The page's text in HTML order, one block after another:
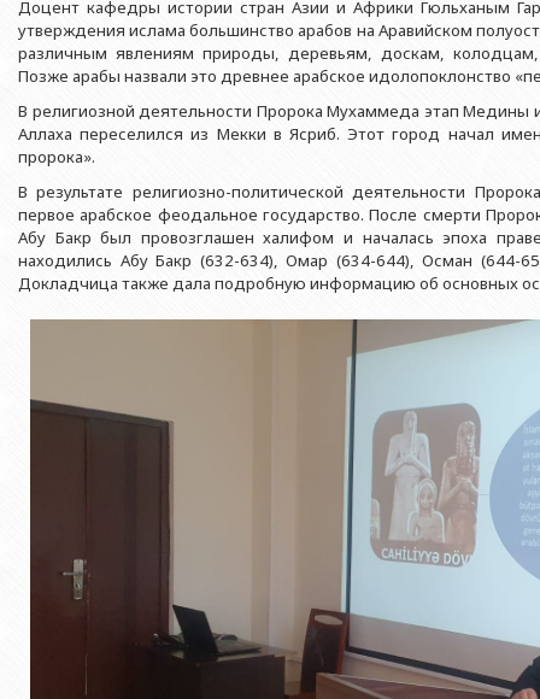
Выпускники БГУ
Почетные доктора
Перечень специальностей
Отдел протокола
Служба психологической помощи
Спортивно-оздоровительный
Типография
Издательство
Филологический
Исторический
Факультет
Факультет
Факультет
Факультет
Факультет Теология
Факультет
Азербайджанской
Юридическое
Азербайджанской
Юридическое
образования
Азербайджанской
Юридическое
и образования
Доцент кафедры истории стран Азии и Африки Гюльханым
утверждения ислама большинство арабов на Аравийском
различным явлениям природы, деревьям, доскам,
Позже арабы назвали это древнее арабское идолопоклонство
В религиозной деятельности Пророка Мухаммеда этап Медины
Аллаха переселился из Мекки в Ясриб. Этот город начал
пророка».
В результате религиозно-политической деятельности
первое арабское феодальное государство. После смерти
Абу Бакр был провозглашен халифом и началась эпоха
находились Абу Бакр (632-634), Омар (634-644), Осман (644-
Докладчица также дала подробную информацию об основных